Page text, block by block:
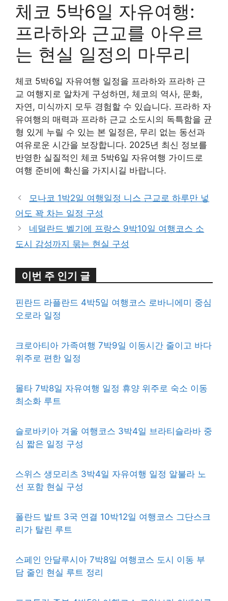
체코 5박6일 자유여행:
프라하와 근교를 아우르
는 현실 일정의 마무리
체코 5박6일 자유여행 일정을 프라하와 프라하 근
교 여행지로 알차게 구성하면, 체코의 역사, 문화,
자연, 미식까지 모두 경험할 수 있습니다. 프라하 자
유여행의 매력과 프라하 근교 소도시의 독특함을 균
형 있게 누릴 수 있는 본 일정은, 무리 없는 동선과
여유로운 시간을 보장합니다. 2025년 최신 정보를
반영한 실질적인 체코 5박6일 자유여행 가이드로
여행 준비에 확신을 가지시길 바랍니다.
모나코 1박2일 여행일정 니스 근교로 하루만 넣
어도 꽉 차는 일정 구성
네덜란드 벨기에 프랑스 9박10일 여행코스 소
도시 감성까지 묶는 현실 구성
이번 주 인기 글
핀란드 라플란드 4박5일 여행코스 로바니에미 중심
오로라 일정
크로아티아 가족여행 7박9일 이동시간 줄이고 바다
위주로 편한 일정
몰타 7박8일 자유여행 일정 휴양 위주로 숙소 이동
최소화 루트
슬로바키아 겨울 여행코스 3박4일 브라티슬라바 중
심 짧은 일정 구성
스위스 생모리츠 3박4일 자유여행 일정 알불라 노
선 포함 현실 구성
폴란드 발트 3국 연결 10박12일 여행코스 그단스크
리가 탈린 루트
스페인 안달루시아 7박8일 여행코스 도시 이동 부
담 줄인 현실 루트 정리